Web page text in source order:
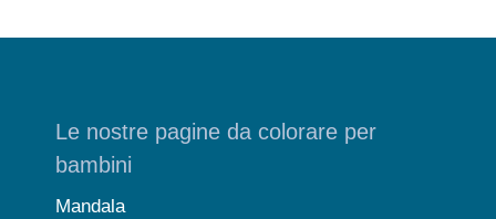
Le nostre pagine da colorare per
bambini
Mandala